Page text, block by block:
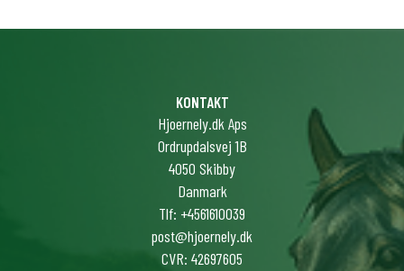
KONTAKT
Hjoernely.dk Aps
Ordrupdalsvej 1B
4050 Skibby
Danmark
Tlf: +4561610039
post@hjoernely.dk
CVR: 42697605